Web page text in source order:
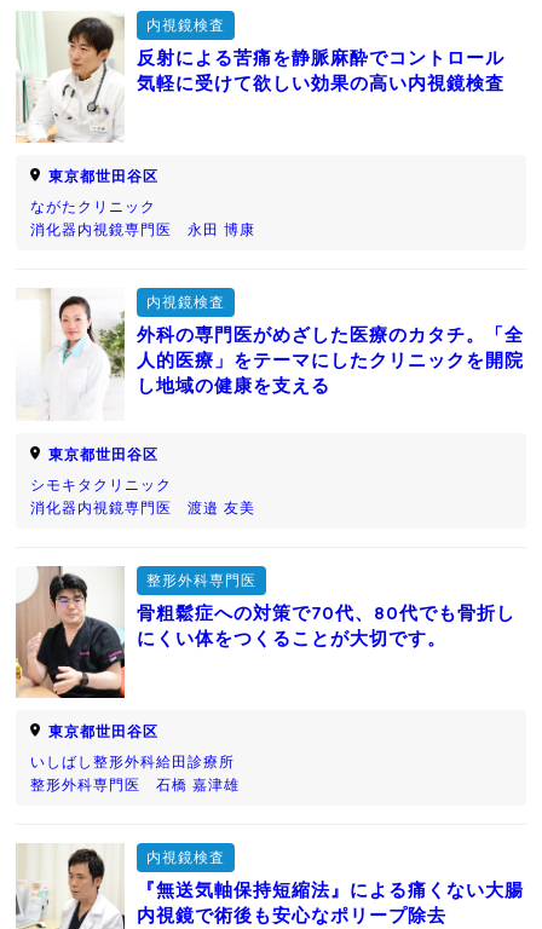
内視鏡検査
反射による苦痛を静脈麻酔でコントロール
気軽に受けて欲しい効果の高い内視鏡検査
東京都世田谷区
ながたクリニック
消化器内視鏡専門医 永田 博康
内視鏡検査
外科の専門医がめざした医療のカタチ。「全
人的医療」をテーマにしたクリニックを開院
し地域の健康を支える
東京都世田谷区
シモキタクリニック
消化器内視鏡専門医 渡邉 友美
整形外科専門医
骨粗鬆症への対策で70代、80代でも骨折し
にくい体をつくることが大切です。
東京都世田谷区
いしばし整形外科給田診療所
整形外科専門医 石橋 嘉津雄
内視鏡検査
『無送気軸保持短縮法』による痛くない大腸
内視鏡で術後も安心なポリープ除去